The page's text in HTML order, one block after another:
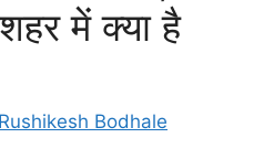
में क्या है
Rushikesh Bodhale